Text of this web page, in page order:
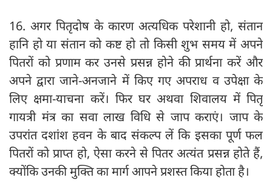
16. अगर पितृदोष के कारण अत्यधिक परेशानी हो, संतान
हानि हो या संतान को कष्ट हो तो किसी शुभ समय में अपने
पितरों को प्रणाम कर उनसे प्रसन्न होने की प्रार्थना करें और
अपने द्वारा जाने-अनजाने में किए गए अपराध व उपेक्षा के
लिए क्षमा-याचना करें। फिर घर अथवा शिवालय में पितृ
गायत्री मंत्र का सवा लाख विधि से जाप कराएं। जाप के
उपरांत दशांश हवन के बाद संकल्प लें कि इसका पूर्ण फल
पितरों को प्राप्त हो, ऐसा करने से पितर अत्यंत प्रसन्न होते हैं,
क्योंकि उनकी मुक्ति का मार्ग आपने प्रशस्त किया होता है।